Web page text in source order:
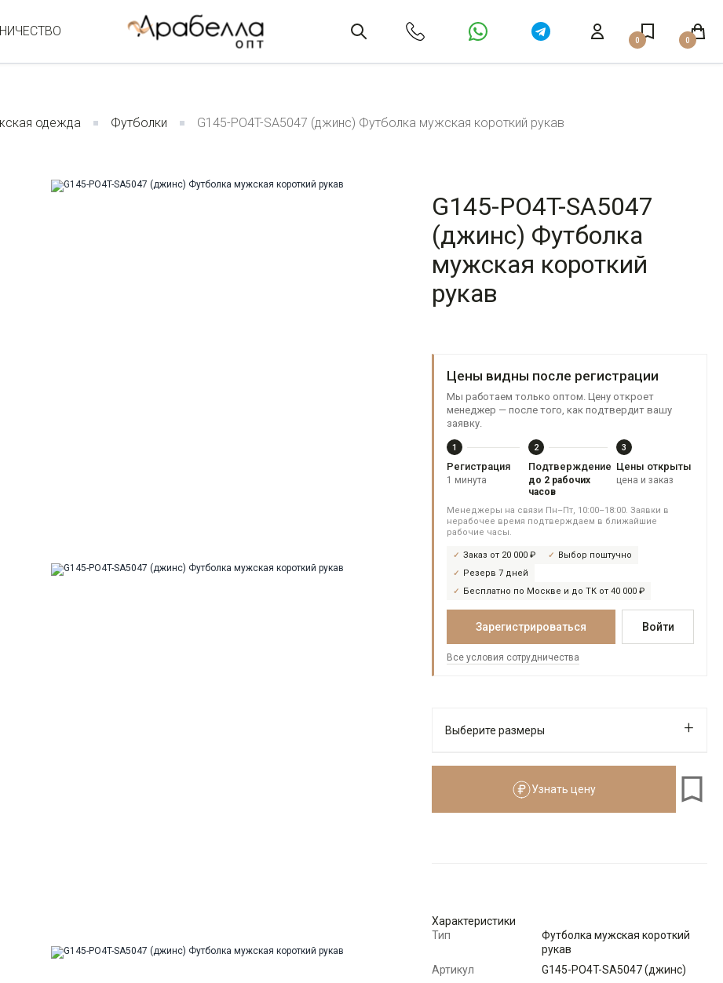
0 0
одежда Футболки G145-PO4T-SA5047 (джинс) Футболка мужская короткий рукав
G145-PO4T-SA5047
(джинс) Футболка
мужская короткий
рукав
Цены видны после регистрации
Мы работаем только оптом. Цену откроет
менеджер — после того, как подтвердит вашу
заявку.
1
Регистрация
1 минута
2
Подтверждение
до 2 рабочих
часов
3
Цены открыты
цена и заказ
Менеджеры на связи Пн–Пт, 10:00–18:00. Заявки в
нерабочее время подтверждаем в ближайшие
рабочие часы.
Заказ от 20 000 ₽
Выбор поштучно
Резерв 7 дней
Бесплатно по Москве и до ТК от 40 000 ₽
Зарегистрироваться Войти
Все условия сотрудничества
Выберите размеры
52
54 + 8
Узнать цену
Характеристики
Тип
Футболка мужская короткий
рукав
Артикул
G145-PO4T-SA5047 (джинс)